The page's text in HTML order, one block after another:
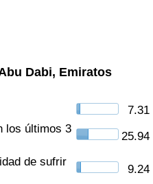
Dabi, Emiratos
7.31
los últimos 3
25.94
de sufrir
9.24